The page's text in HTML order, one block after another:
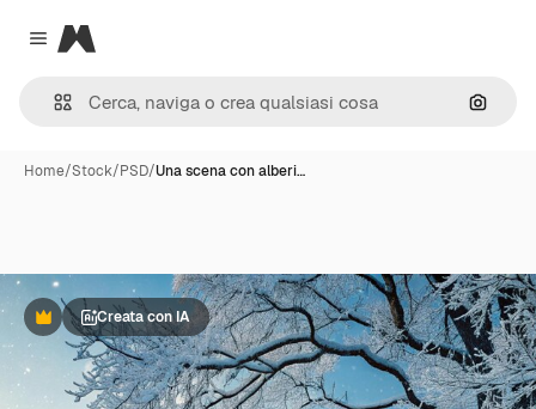
Close menu
Magnific
Cerca
Home/Stock/PSD/Una scena con alberi…
PremiumCreata con IA